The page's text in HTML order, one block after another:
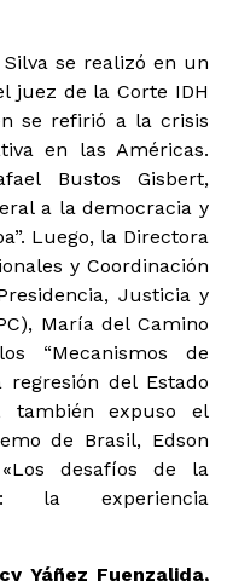
se realizó en un
juez de la Corte IDH
se refirió a la crisis
en las Américas.
Bustos Gisbert,
a la democracia y
Luego, la Directora
y Coordinación
Justicia y
María del Camino
“Mecanismos de
del Estado
también expuso el
de Brasil, Edson
desafíos de la
la experiencia
Yáñez Fuenzalida,